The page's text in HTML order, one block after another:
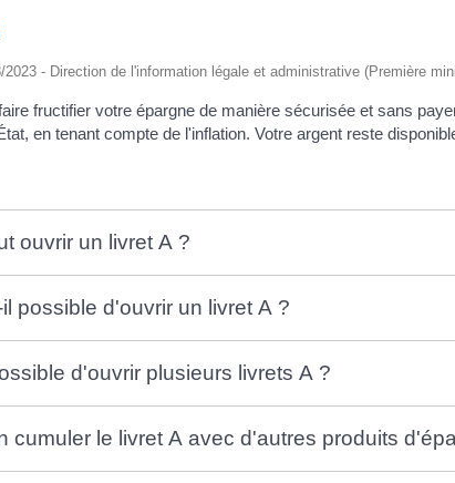
2023 - Direction de l'information légale et administrative (Première
fructifier votre épargne de manière sécurisée et sans
en tenant compte de l'inflation. Votre argent reste
ouvrir un livret A ?
possible d'ouvrir un livret A ?
d'ouvrir plusieurs livrets A ?
cumuler le livret A avec d'autres produits